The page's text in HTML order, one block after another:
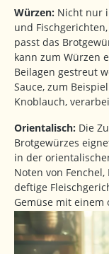
Würzen: Nicht nur
und
passt das
kann zum Würzen
Beilagen gestreut
Sauce, zum
Knoblauch,
Orientalisch: Die
Brotgewürzes
in der
Noten von
deftige
Gemüse mit